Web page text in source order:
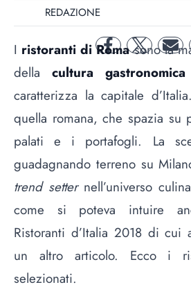
REDAZIONE
facebooktwitter mail
I ristoranti di Romasono la
della cultura gastronomica
caratterizza la capitale
quella romana, che spazia
palati e i portafogli. La
guadagnando terreno su
trend setternell’universo
come si poteva intuire
Ristoranti d’Italia 2018 di cui
un altro articolo. Ecco i
selezionati.